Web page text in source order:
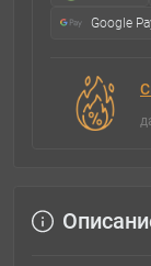
Google